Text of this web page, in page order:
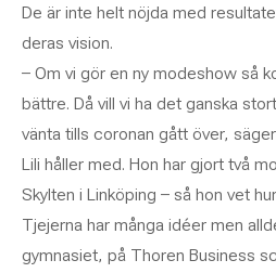
De är inte helt nöjda med
deras vision.
– Om vi gör en ny modeshow så
bättre. Då vill vi ha det ganska
vänta tills coronan gått över,
Lili håller med. Hon har gjort två
Skylten i Linköping – så hon vet
Tjejerna har många idéer men
gymnasiet, på Thoren Business